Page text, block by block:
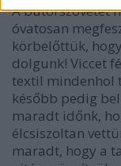
A bútorszövetet
óvatosan
körbelőttük,
dolgunk! Viccet
textil mindenhol
később pedig
maradt időnk,
élcsiszoltan
maradt, hogy a